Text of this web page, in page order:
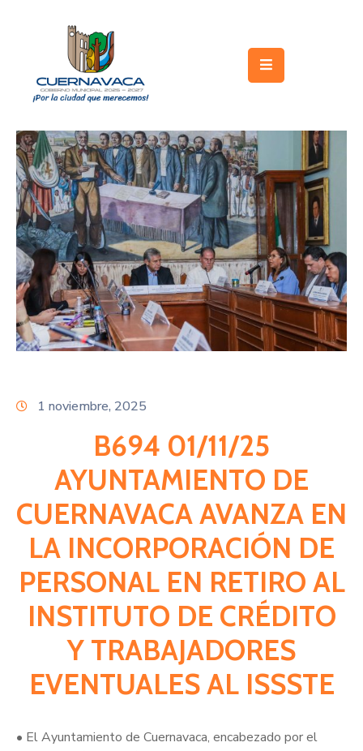
Gobierno
Turismo
Trámites
y
Servicios
Licitaciones
Transparencia
Directorio
1 noviembre, 2025
B694 01/11/25
AYUNTAMIENTO DE
CUERNAVACA AVANZA EN
LA INCORPORACIÓN DE
PERSONAL EN RETIRO AL
INSTITUTO DE CRÉDITO
Y TRABAJADORES
EVENTUALES AL ISSSTE
• El Ayuntamiento de Cuernavaca, encabezado por el